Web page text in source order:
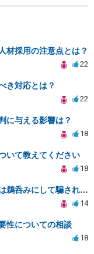
材採用の注意点とは？
22
き対応とは？
22
に与える影響は？
18
いて教えてください
18
会社側の虚偽の話を労働審判員さんは鵜呑みにして騙されてしまいました。
14
性についての相談
18